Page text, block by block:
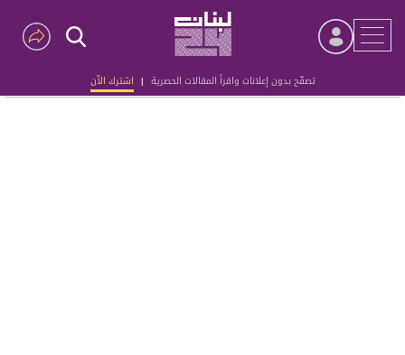
تصفّح بدون إعلانات واقرأ المقالات الحصرية | اشترك الآن
Advertisement